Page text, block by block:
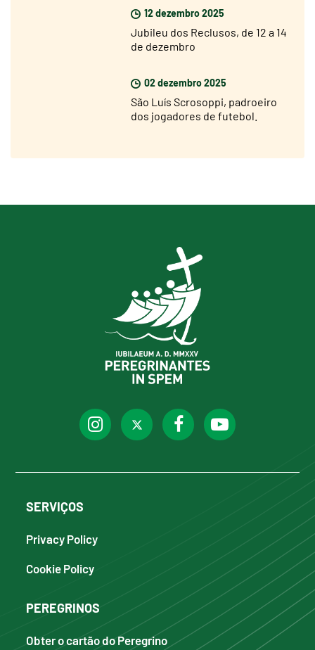
12 dezembro 2025
Jubileu dos Reclusos, de 12 a 14
de dezembro
02 dezembro 2025
São Luís Scrosoppi, padroeiro
dos jogadores de futebol.
SERVIÇOS
Privacy Policy
Cookie Policy
PEREGRINOS
Obter o cartão do Peregrino